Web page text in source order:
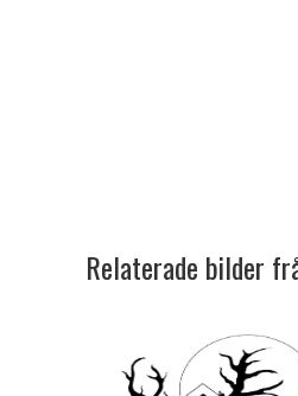
Relaterade bilder